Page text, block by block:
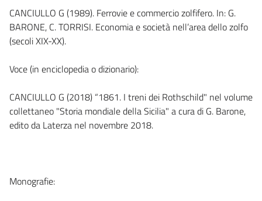
CANCIULLO G (1989). Ferrovie e commercio zolfifero. In: G.
BARONE, C. TORRISI. Economia e società nell’area dello zolfo
(secoli XIX-XX).
Voce (in enciclopedia o dizionario):
CANCIULLO G (2018) “1861. I treni dei Rothschild" nel volume
collettaneo "Storia mondiale della Sicilia" a cura di G. Barone,
edito da Laterza nel novembre 2018.
Monografie: